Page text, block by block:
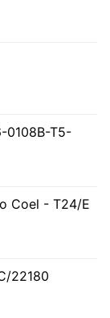
0108B-T5-
Coel - T24/E
22180